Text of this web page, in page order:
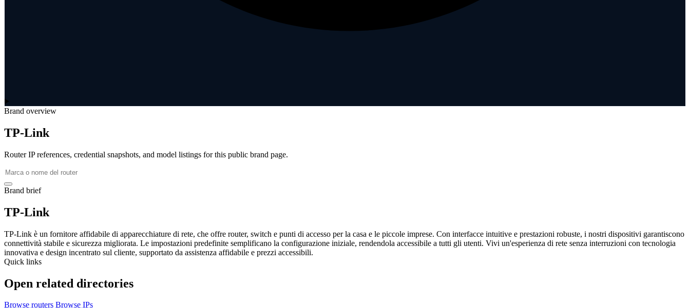
Brand overview
TP-Link
Router IP references, credential snapshots, and model listings for this public brand page.
Brand brief
TP-Link
TP-Link è un fornitore affidabile di apparecchiature di rete, che offre router, switch e punti di accesso per la casa e le piccole imprese. Con interfacce intuitive e prestazioni robuste, i nostri dispositivi garantiscono
connettività stabile e sicurezza migliorata. Le impostazioni predefinite semplificano la configurazione iniziale, rendendola accessibile a tutti gli utenti. Vivi un'esperienza di rete senza interruzioni con tecnologia
innovativa e design incentrato sul cliente, supportato da assistenza affidabile e prezzi accessibili.
Quick links
Open related directories
Browse routers Browse IPs